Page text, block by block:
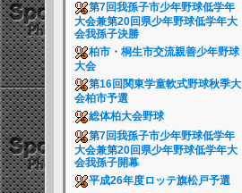
第7回我孫子市少年野球低学年
大会兼第20回県少年野球低学年大
会我孫子決勝
柏市・桐生市交流親善少年野球
大会
第16回関東学童軟式野球秋季大
会柏市予選
総体柏大会野球
第7回我孫子市少年野球低学年
大会兼第20回県少年野球低学年大
会我孫子開幕
平成26年度ロッテ旗松戸予選